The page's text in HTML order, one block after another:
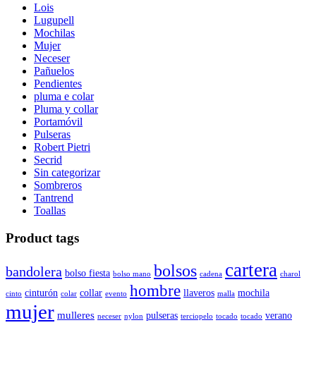
Lois
Lugupell
Mochilas
Mujer
Neceser
Pañuelos
Pendientes
pluma e colar
Pluma y collar
Portamóvil
Pulseras
Robert Pietri
Secrid
Sin categorizar
Sombreros
Tantrend
Toallas
Product tags
bandolera bolso fiesta bolso mano bolsos cadena cartera charol
cinto cinturón colar collar evento hombre llaveros malla mochila
mujer mulleres neceser nylon pulseras terciopelo tocado tocado verano